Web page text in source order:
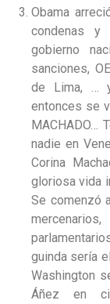
Obama
condenas y
gobierno
sanciones,
de Lima, …
entonces se
MACHADO…
nadie en
Corina
gloriosa vida
Se comenzó
guinda sería
Washington
Áñez en